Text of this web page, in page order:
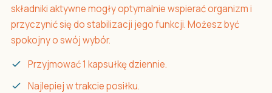
składniki aktywne mogły optymalnie wspierać organizm i
przyczynić się do stabilizacji jego funkcji. Możesz być
spokojny o swój wybór.
Przyjmować 1 kapsułkę dziennie.
Najlepiej w trakcie posiłku.